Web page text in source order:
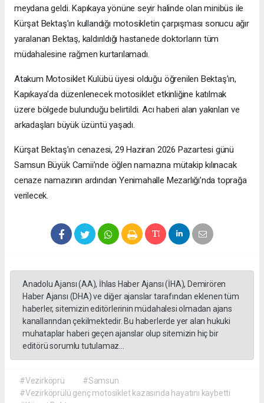
meydana geldi. Kapıkaya yönüne seyir halinde olan minibüs ile
Kürşat Bektaş’ın kullandığı motosikletin çarpışması sonucu ağır
yaralanan Bektaş, kaldırıldığı hastanede doktorların tüm
müdahalesine rağmen kurtarılamadı.
Atakum Motosiklet Kulübü üyesi olduğu öğrenilen Bektaş’ın,
Kapıkaya’da düzenlenecek motosiklet etkinliğine katılmak
üzere bölgede bulunduğu belirtildi. Acı haberi alan yakınları ve
arkadaşları büyük üzüntü yaşadı.
Kürşat Bektaş’ın cenazesi, 29 Haziran 2026 Pazartesi günü
Samsun Büyük Camii’nde öğlen namazına mütakip kılınacak
cenaze namazının ardından Yenimahalle Mezarlığı’nda toprağa
verilecek.
Anadolu Ajansı (AA), İhlas Haber Ajansı (İHA), Demirören
Haber Ajansı (DHA) ve diğer ajanslar tarafından eklenen tüm
haberler, sitemizin editörlerinin müdahalesi olmadan ajans
kanallarından çekilmektedir. Bu haberlerde yer alan hukuki
muhataplar haberi geçen ajanslar olup sitemizin hiç bir
editörü sorumlu tutulamaz...
#Vezirköprü
#Samsun
#Vezirköprülü genç motosiklet kazasında hayatını kaybetti